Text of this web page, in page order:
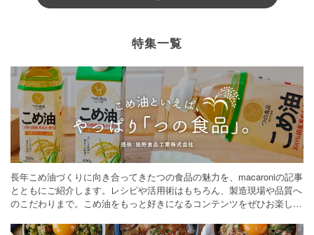
特集一覧
長年こめ油づくりに向き合ってきたつの食品の魅力を、macaroniの記事
とともにご紹介します。レシピや活用術はもちろん、製造現場や品質へ
のこだわりまで。こめ油をもっと好きになるコンテンツをぜひお楽しみ